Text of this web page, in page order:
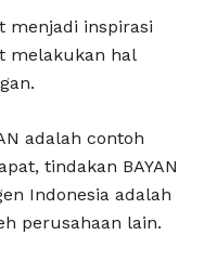
menjadi inspirasi
melakukan hal
adalah contoh
tindakan BAYAN
Indonesia adalah
perusahaan lain.